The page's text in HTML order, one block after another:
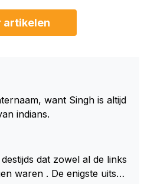
artikelen
want Singh is altijd
indians.
dat zowel al de links
waren . De enigste uitspr